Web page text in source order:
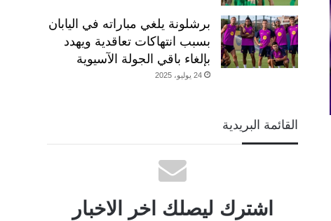
برشلونة يلغي مباراته في اليابان
بسبب انتهاكات تعاقدية ويهدد
بإلغاء باقي الجولة الآسيوية
24 يوليو، 2025
القائمة البريدية
اشترك ليصلك اخر الاخبار